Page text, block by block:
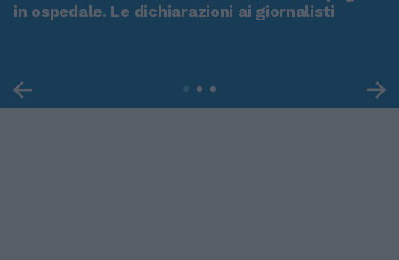
in ospedale. Le dichiarazioni ai giornalisti